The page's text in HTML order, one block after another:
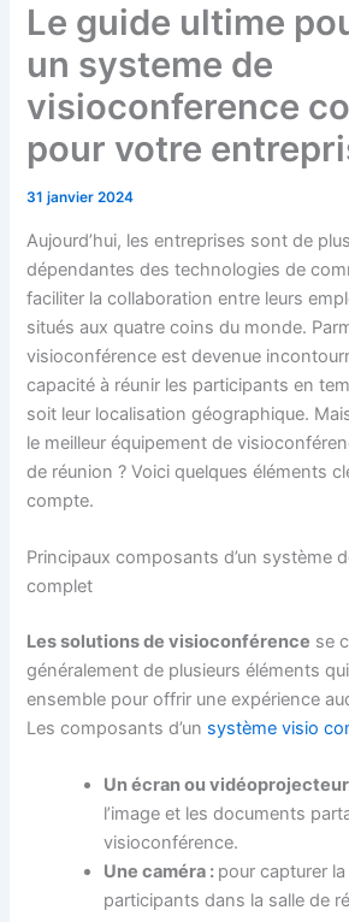
Le guide ultime
un systeme de
visioconference
pour votre
31 janvier 2024
Aujourd’hui, les entreprises sont de
dépendantes des technologies de
faciliter la collaboration entre leurs
situés aux quatre coins du monde.
visioconférence est devenue
capacité à réunir les participants en
soit leur localisation géographique.
le meilleur équipement de
de réunion ? Voici quelques éléments
compte.
Principaux composants d’un système
complet
Les solutions de visioconférence se
généralement de plusieurs éléments
ensemble pour offrir une expérience
Les composants d’un système visio
Un écran ou
l’image et les documents
visioconférence.
Une caméra : pour capturer
participants dans la salle de